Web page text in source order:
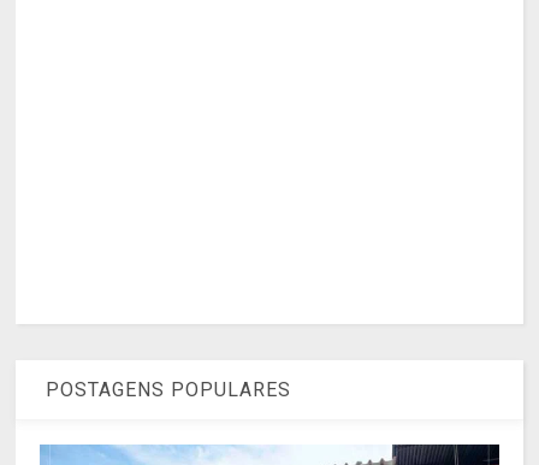
POSTAGENS POPULARES